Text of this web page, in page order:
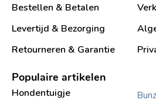
Bestellen & Betalen
Levertijd & Bezorging
Retourneren & Garantie
Populaire artikelen
Hondentuigje